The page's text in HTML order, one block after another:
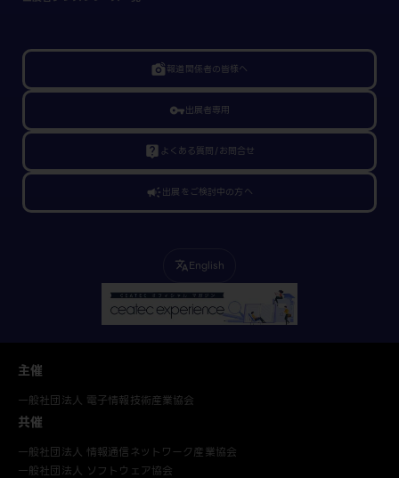
linked_camera報道関係者の皆様へ
vpn_key出展者専用
live_help よくある質問/お問合せ
campaign出展をご検討中の方へ
translateEnglish
主催
一般社団法人 電子情報技術産業協会
共催
一般社団法人 情報通信ネットワーク産業協会
一般社団法人 ソフトウェア協会